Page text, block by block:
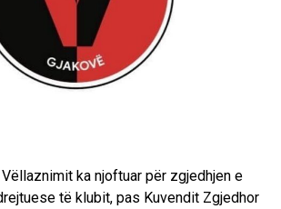
ka njoftuar për zgjedhjen e
të klubit, pas Kuvendit Zgjedhor